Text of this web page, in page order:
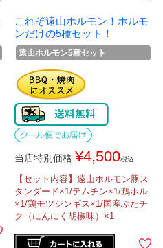
これぞ遠山ホルモン！ホルモ
ンだけの5種セット！
遠山ホルモン5種セット
当店特別価格 ¥4,500税込
【セット内容】遠山ホルモン豚ス
タンダード×1/テムチン×1/鶏ホル
×1/鶏モツジンギス×1/国産ぶたチ
ク（にんにく胡椒味）×1